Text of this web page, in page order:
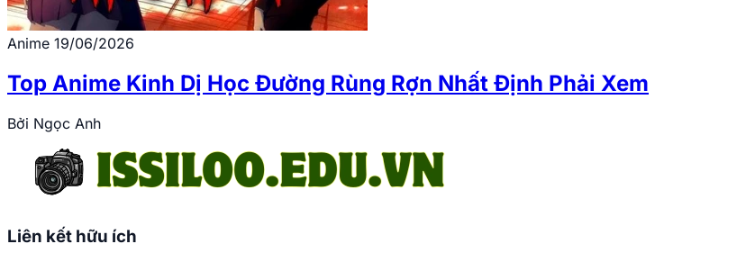
Anime 19/06/2026
Top Anime Kinh Dị Học Đường Rùng Rợn Nhất Định Phải Xem
Bởi Ngọc Anh
Liên kết hữu ích